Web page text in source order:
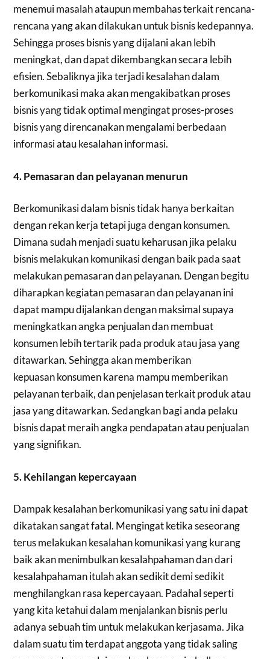
menemui masalah ataupun membahas terkait rencana-
rencana yang akan dilakukan untuk bisnis kedepannya.
Sehingga proses bisnis yang dijalani akan lebih
meningkat, dan dapat dikembangkan secara lebih
efisien. Sebaliknya jika terjadi kesalahan dalam
berkomunikasi maka akan mengakibatkan proses
bisnis yang tidak optimal mengingat proses-proses
bisnis yang direncanakan mengalami berbedaan
informasi atau kesalahan informasi.
4. Pemasaran dan pelayanan menurun
Berkomunikasi dalam bisnis tidak hanya berkaitan
dengan rekan kerja tetapi juga dengan konsumen.
Dimana sudah menjadi suatu keharusan jika pelaku
bisnis melakukan komunikasi dengan baik pada saat
melakukan pemasaran dan pelayanan. Dengan begitu
diharapkan kegiatan pemasaran dan pelayanan ini
dapat mampu dijalankan dengan maksimal supaya
meningkatkan angka penjualan dan membuat
konsumen lebih tertarik pada produk atau jasa yang
ditawarkan. Sehingga akan memberikan
kepuasan konsumen karena mampu memberikan
pelayanan terbaik, dan penjelasan terkait produk atau
jasa yang ditawarkan. Sedangkan bagi anda pelaku
bisnis dapat meraih angka pendapatan atau penjualan
yang signifikan.
5. Kehilangan kepercayaan
Dampak kesalahan berkomunikasi yang satu ini dapat
dikatakan sangat fatal. Mengingat ketika seseorang
terus melakukan kesalahan komunikasi yang kurang
baik akan menimbulkan kesalahpahaman dan dari
kesalahpahaman itulah akan sedikit demi sedikit
menghilangkan rasa kepercayaan. Padahal seperti
yang kita ketahui dalam menjalankan bisnis perlu
adanya sebuah tim untuk melakukan kerjasama. Jika
dalam suatu tim terdapat anggota yang tidak saling